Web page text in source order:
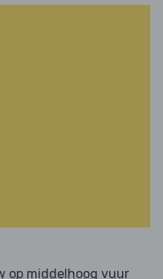
op middelhoog vuur